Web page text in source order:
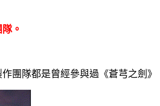
。
團隊都是曾經參與過《蒼芎之劍